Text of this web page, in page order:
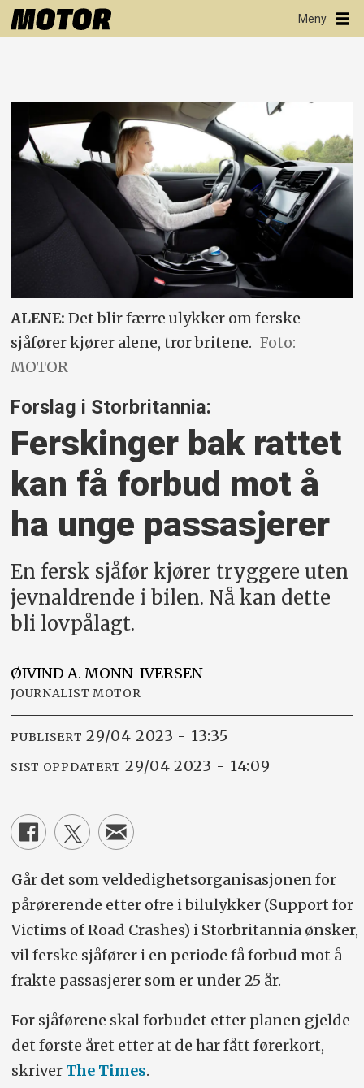
ALENE:Det blir færre ulykker om ferske
sjåfører kjører alene, tror britene. Foto:
MOTOR
Forslag i Storbritannia:
Ferskinger bak rattet
kan få for­bud mot å
ha unge passasjerer
En fersk sjåfør kjører tryggere uten
jevnaldrende i bilen. Nå kan dette
bli lovpålagt.
ØIVIND A. MONN-IVERSEN
JOURNALIST MOTOR
PUBLISERT 29/04 2023 - 13:35
SIST OPPDATERT 29/04 2023 - 14:09
Går det som veldedighetsorganisasjonen for
pårørerende etter ofre i bilulykker (Support for
Victims of Road Crashes) i Storbritannia ønsker,
vil ferske sjåfører i en periode få forbud mot å
frakte passasjerer som er under 25 år.
For sjåførene skal forbudet etter planen gjelde
det første året etter at de har fått førerkort,
skriver The Times.